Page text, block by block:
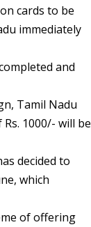
cards to be
immediately
and
Tamil Nadu
1000/- will be
decided to
which
of offering